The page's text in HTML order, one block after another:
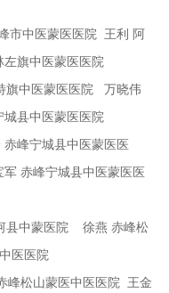
市中医蒙医医院 王利 阿
左旗中医蒙医医院
旗中医蒙医医院万晓伟
城县中医蒙医医院
赤峰宁城县中医蒙医医
军 赤峰宁城县中医蒙医医
县中蒙医院徐燕 赤峰松
医医院
峰松山蒙医中医医院 王金